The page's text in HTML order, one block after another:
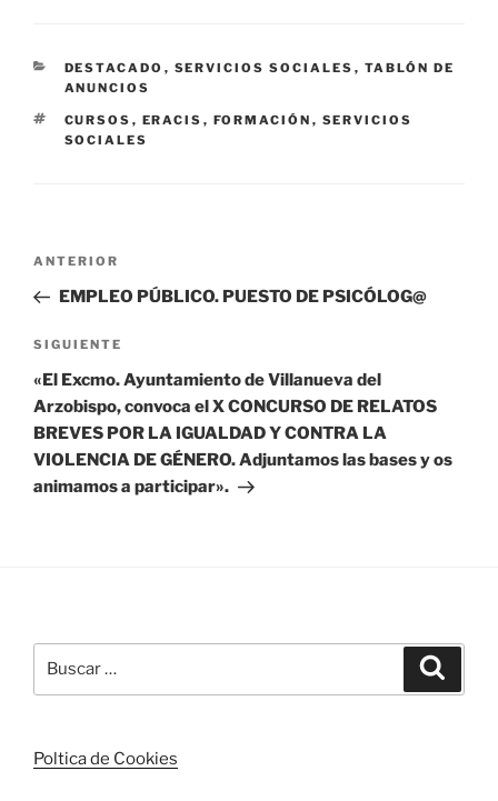
CATEGORÍAS
DESTACADO , SERVICIOS SOCIALES , TABLÓN DE
ANUNCIOS
ETIQUETAS
CURSOS , ERACIS , FORMACIÓN , SERVICIOS
SOCIALES
Navegación
entradas
Entrada
anterior:
ANTERIOR
EMPLEO PÚBLICO. PUESTO DE PSICÓLOG@
Siguiente
entrada
SIGUIENTE
«El Excmo. Ayuntamiento de Villanueva del
Arzobispo, convoca el X CONCURSO DE RELATOS
BREVES POR LA IGUALDAD Y CONTRA LA
VIOLENCIA DE GÉNERO. Adjuntamos las bases y os
animamos a participar».
por:
Poltica de Cookies